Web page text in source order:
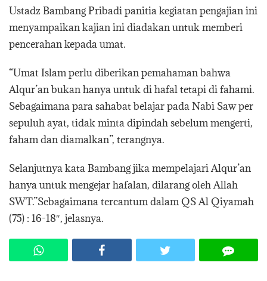
Ustadz Bambang Pribadi panitia kegiatan pengajian ini
menyampaikan kajian ini diadakan untuk memberi
pencerahan kepada umat.
“Umat Islam perlu diberikan pemahaman bahwa
Alqur’an bukan hanya untuk di hafal tetapi di fahami.
Sebagaimana para sahabat belajar pada Nabi Saw per
sepuluh ayat, tidak minta dipindah sebelum mengerti,
faham dan diamalkan”, terangnya.
Selanjutnya kata Bambang jika mempelajari Alqur’an
hanya untuk mengejar hafalan, dilarang oleh Allah
SWT.”Sebagaimana tercantum dalam QS Al Qiyamah
(75) : 16-18″, jelasnya.